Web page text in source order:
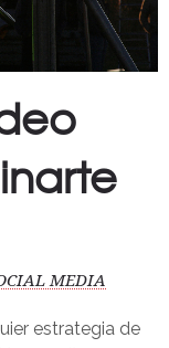
MEDIA
estrategia de